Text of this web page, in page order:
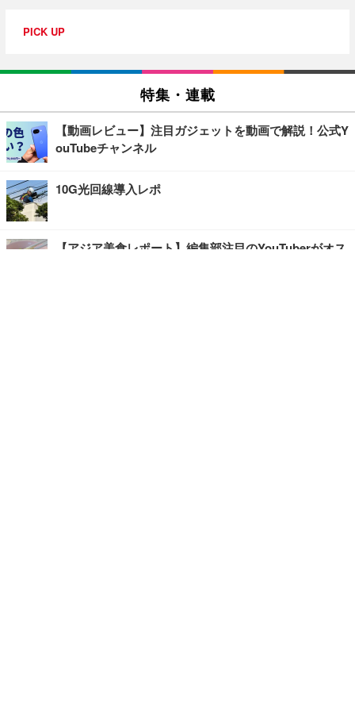
PICK UP
特集・連載
【動画レビュー】注目ガジェットを動画で解説！公式Y
ouTubeチャンネル
10G光回線導入レポ
【アジア美食レポート】編集部注目のYouTuberがオス